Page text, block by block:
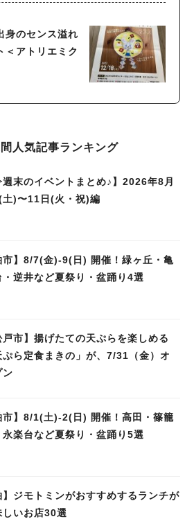
身のセンス溢れ
＜アトリエミク
人気記事ランキング
週末のイベントまとめ♪】2026年8月
土)〜11日(火・祝)編
市】8/7(金)‐9(日) 開催！緑ヶ丘・亀
・逆井など夏祭り・盆踊り4選
戸市】揚げたての天ぷらを楽しめる
ぷら定食まきの」が、7/31（金）オ
ン
市】8/1(土)‐2(日) 開催！高田・篠籠
永楽台など夏祭り・盆踊り5選
】ジモトミンがおすすめするランチが
しいお店30選